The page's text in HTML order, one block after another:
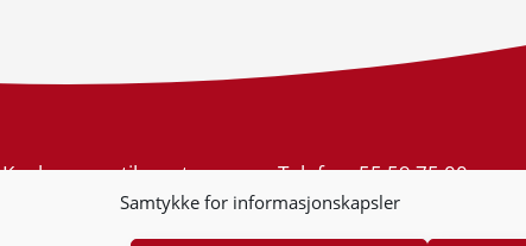
Samtykke for informasjonskapsler
Konkurransetilsynet
Postboks 439 Sentrum
Telefon:55 59 75 00
E-post:post@kt.no
Nyhetsvarsel >>